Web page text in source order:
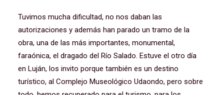
Tuvimos mucha dificultad, no nos daban las
autorizaciones y además han parado un tramo de la
obra, una de las más importantes, monumental,
faraónica, el dragado del Río Salado. Estuve el otro día
en Luján, los invito porque también es un destino
turístico, al Complejo Museológico Udaondo, pero sobre